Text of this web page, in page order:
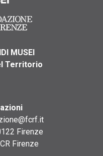
MUSEI
Territorio
Firenze
Firenze